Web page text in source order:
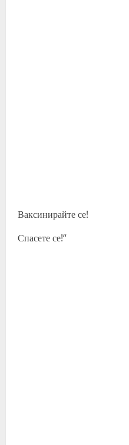
Ваксинирайте се!
Спасете се!“